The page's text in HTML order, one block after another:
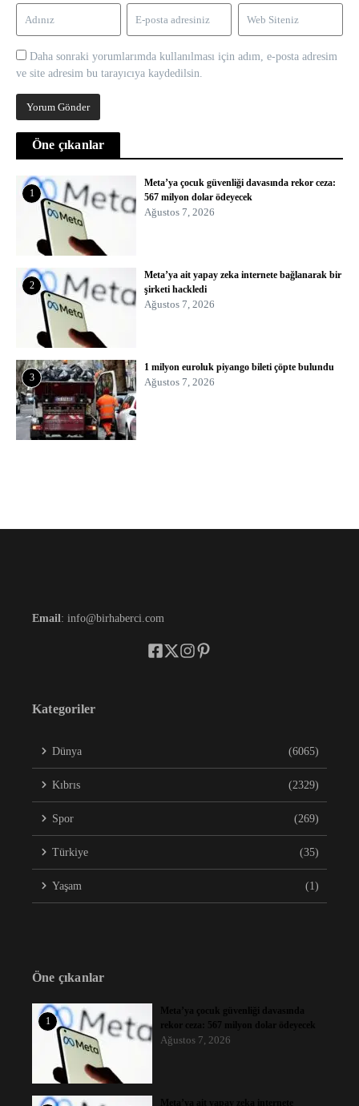
Daha sonraki yorumlarımda kullanılması için adım, e-posta adresim
ve site adresim bu tarayıcıya kaydedilsin.
Öne çıkanlar
1
Meta’ya çocuk güvenliği davasında rekor ceza:
567 milyon dolar ödeyecek
Ağustos 7, 2026
2
Meta’ya ait yapay zeka internete bağlanarak bir
şirketi hackledi
Ağustos 7, 2026
3
1 milyon euroluk piyango bileti çöpte bulundu
Ağustos 7, 2026
Email : info@birhaberci.com
Kategoriler
Dünya (6065)
Kıbrıs (2329)
Spor (269)
Türkiye (35)
Yaşam (1)
Öne çıkanlar
1
Meta’ya çocuk güvenliği davasında
rekor ceza: 567 milyon dolar ödeyecek
Ağustos 7, 2026
Meta’ya ait yapay zeka internete